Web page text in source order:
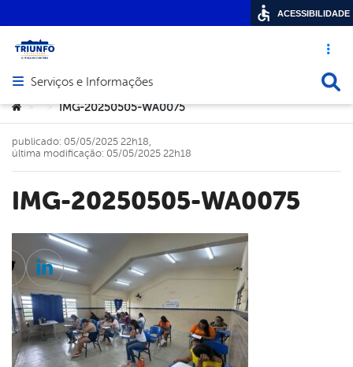
Acesso
Abrir menu principal de navegação
Serviços e Informações
Você está aqui:
> > IMG-20250505-WA0075
IMG-20250505-WA0075
publicado: 05/05/2025 22h18,
última modificação: 05/05/2025 22h18
Twitter
Linkedin
ACESSIBILIDADE